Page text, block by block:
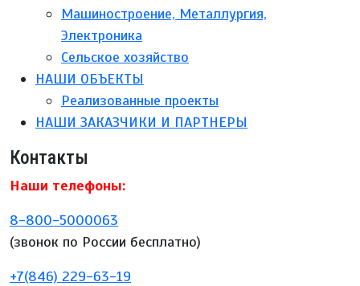
Машиностроение, Металлургия,
Электроника
Сельское хозяйство
НАШИ ОБЪЕКТЫ
Реализованные проекты
НАШИ ЗАКАЗЧИКИ И ПАРТНЕРЫ
Контакты
Наши телефоны:
8-800-5000063
(звонок по России бесплатно)
+7(846) 229-63-19